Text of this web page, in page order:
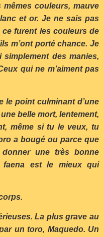
mêmes couleurs, mauve
et or. Je ne sais pas
furent les couleurs de
m’ont porté chance. Je
simplement des manies,
qui ne m’aiment pas
le point culminant d’une
belle mort, lentement,
même si tu le veux, tu
a bougé ou parce que
une très bonne
faena est le mieux qui
La plus grave au
un toro, Maquedo. Un